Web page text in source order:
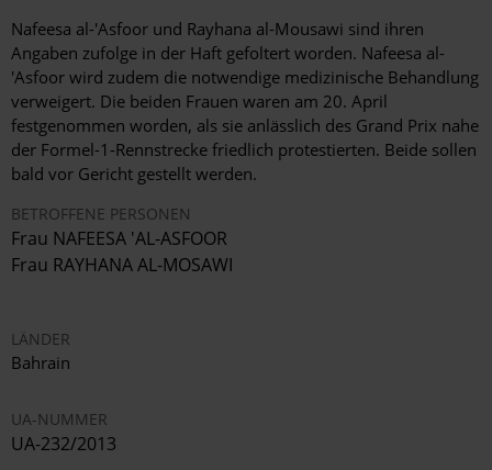
Nafeesa al-'Asfoor und Rayhana al-Mousawi sind ihren
Angaben zufolge in der Haft gefoltert worden. Nafeesa al-
'Asfoor wird zudem die notwendige medizinische Behandlung
verweigert. Die beiden Frauen waren am 20. April
festgenommen worden, als sie anlässlich des Grand Prix nahe
der Formel-1-Rennstrecke friedlich protestierten. Beide sollen
bald vor Gericht gestellt werden.
BETROFFENE PERSONEN
Frau NAFEESA 'AL-ASFOOR
Frau RAYHANA AL-MOSAWI
LÄNDER
Bahrain
UA-NUMMER
UA-232/2013